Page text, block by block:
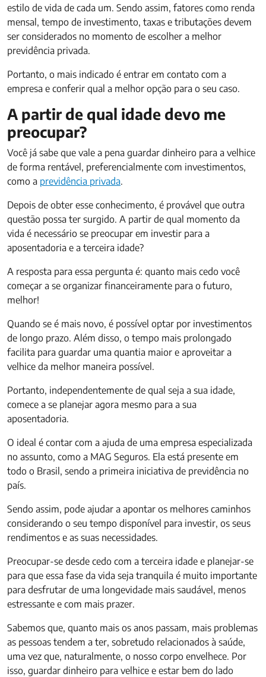
estilo de vida de cada um. Sendo assim, fatores como renda
mensal, tempo de investimento, taxas e tributações devem
ser considerados no momento de escolher a melhor
previdência privada.
Portanto, o mais indicado é entrar em contato com a
empresa e conferir qual a melhor opção para o seu caso.
A partir de qual idade devo me
preocupar?
Você já sabe que vale a pena guardar dinheiro para a velhice
de forma rentável, preferencialmente com investimentos,
como a previdência privada.
Depois de obter esse conhecimento, é provável que outra
questão possa ter surgido. A partir de qual momento da
vida é necessário se preocupar em investir para a
aposentadoria e a terceira idade?
A resposta para essa pergunta é: quanto mais cedo você
começar a se organizar financeiramente para o futuro,
melhor!
Quando se é mais novo, é possível optar por investimentos
de longo prazo. Além disso, o tempo mais prolongado
facilita para guardar uma quantia maior e aproveitar a
velhice da melhor maneira possível.
Portanto, independentemente de qual seja a sua idade,
comece a se planejar agora mesmo para a sua
aposentadoria.
O ideal é contar com a ajuda de uma empresa especializada
no assunto, como a MAG Seguros. Ela está presente em
todo o Brasil, sendo a primeira iniciativa de previdência no
país.
Sendo assim, pode ajudar a apontar os melhores caminhos
considerando o seu tempo disponível para investir, os seus
rendimentos e as suas necessidades.
Preocupar-se desde cedo com a terceira idade e planejar-se
para que essa fase da vida seja tranquila é muito importante
para desfrutar de uma longevidade mais saudável, menos
estressante e com mais prazer.
Sabemos que, quanto mais os anos passam, mais problemas
as pessoas tendem a ter, sobretudo relacionados à saúde,
uma vez que, naturalmente, o nosso corpo envelhece. Por
isso, guardar dinheiro para velhice e estar bem do lado